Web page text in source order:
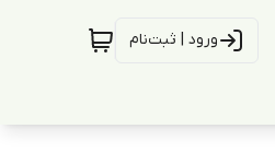
ورود | ثبت‌نام